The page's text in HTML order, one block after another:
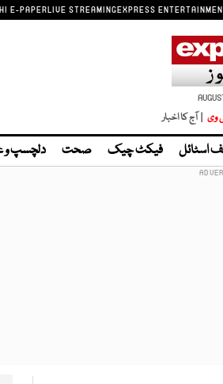
E-PAPERLIVE STREAMINGEXPRESS
وی | آج کا اخبار
اسٹائل فیکٹ چیک صحت دلچسپ